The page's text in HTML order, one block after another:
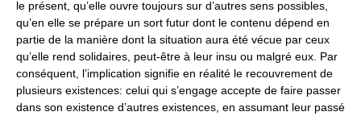
le présent, qu’elle ouvre toujours sur d’autres sens possibles,
qu’en elle se prépare un sort futur dont le contenu dépend en
partie de la manière dont la situation aura été vécue par ceux
qu’elle rend solidaires, peut-être à leur insu ou malgré eux. Par
conséquent, l’implication signifie en réalité le recouvrement de
plusieurs existences: celui qui s’engage accepte de faire passer
dans son existence d’autres existences, en assumant leur passé